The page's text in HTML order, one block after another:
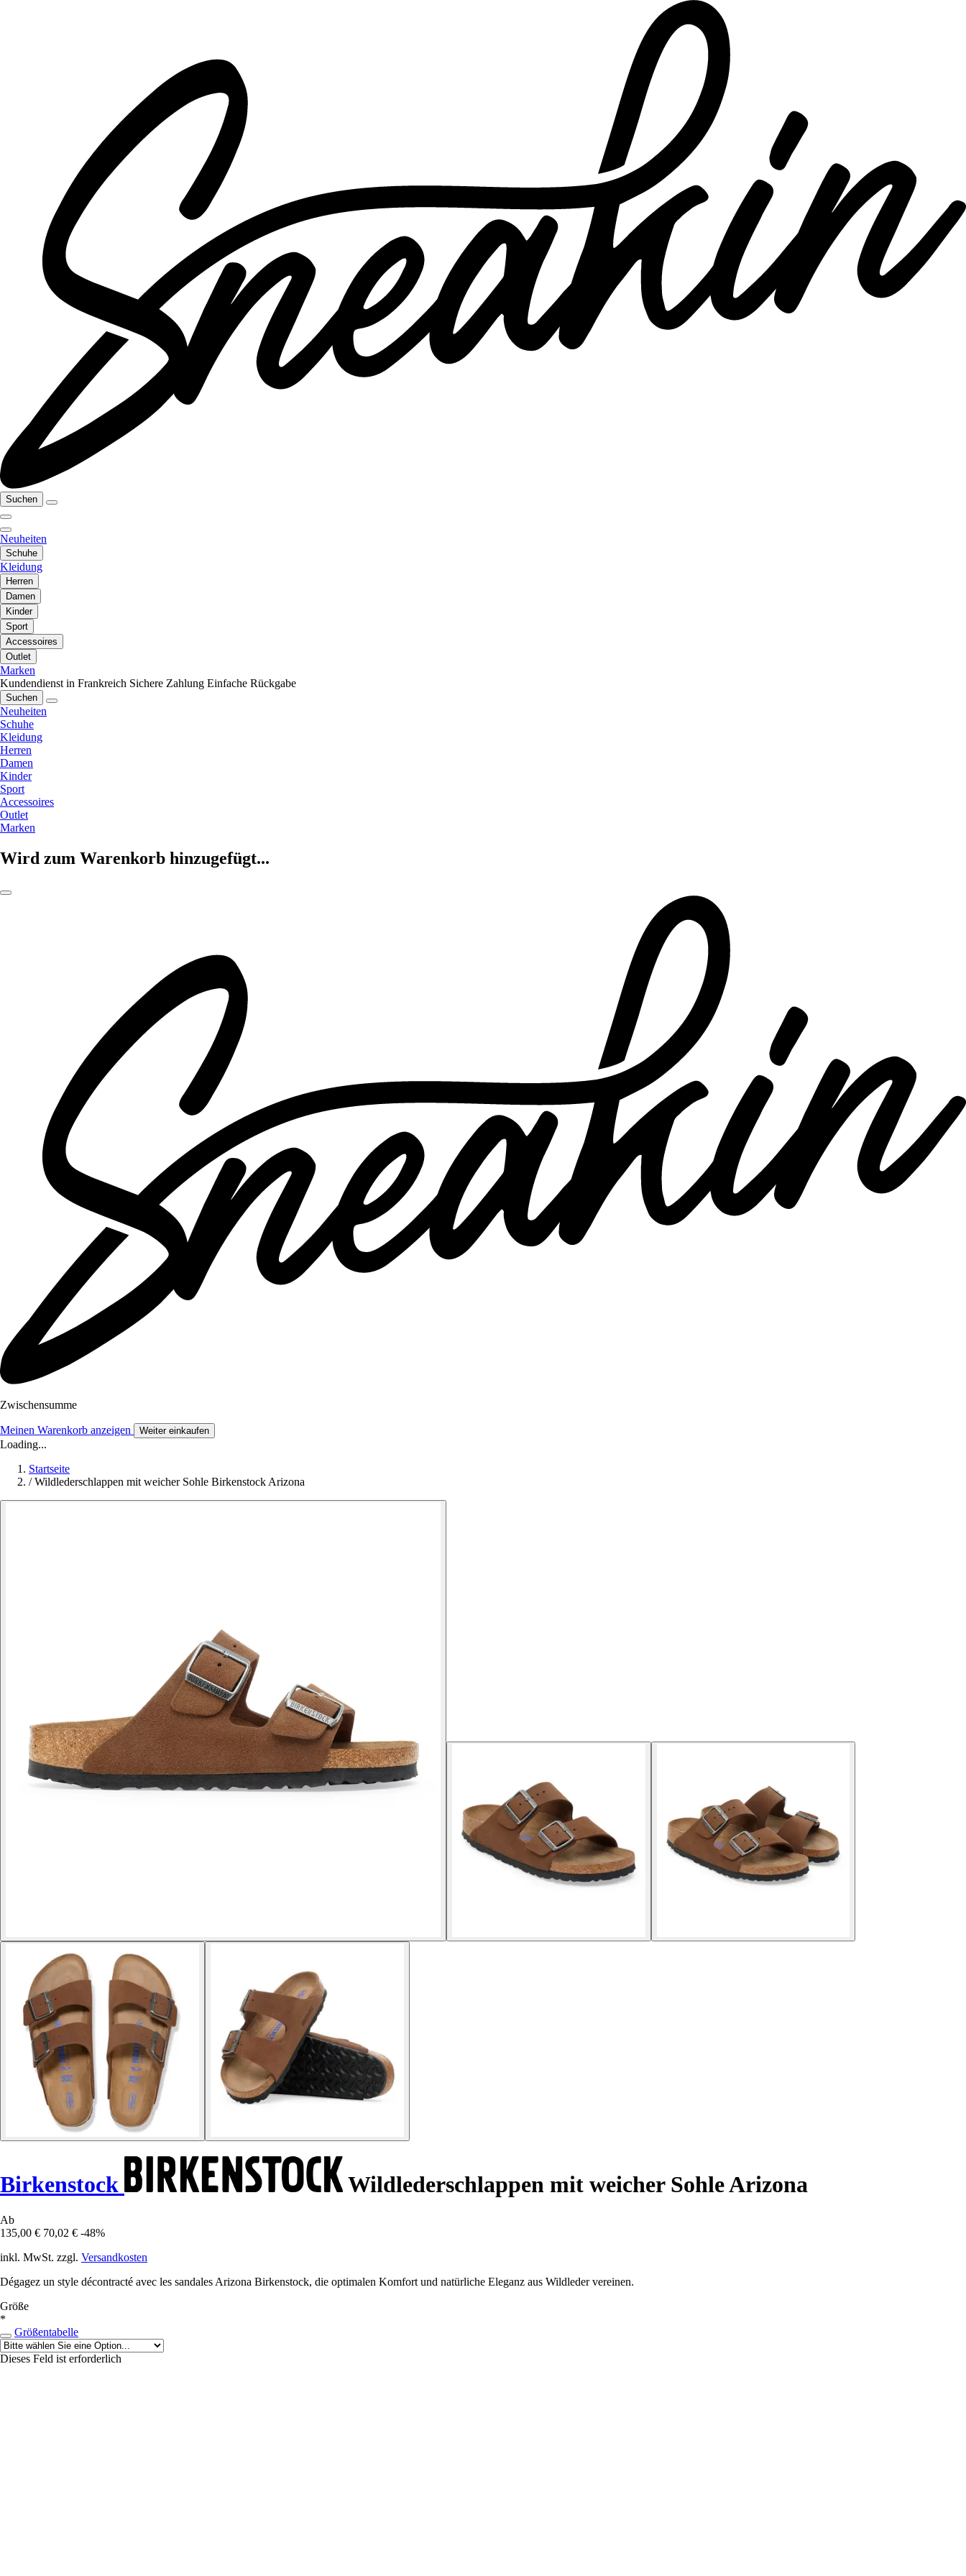
Suchen
Neuheiten
Schuhe
Kleidung
Herren
Damen
Kinder
Sport
Accessoires
Outlet
Marken
Kundendienst in Frankreich Sichere Zahlung Einfache Rückgabe
Suchen
Neuheiten
Schuhe
Kleidung
Herren
Damen
Kinder
Sport
Accessoires
Outlet
Marken
Wird zum Warenkorb hinzugefügt...
Zwischensumme
Meinen Warenkorb anzeigen Weiter einkaufen
Loading...
Startseite
/ Wildlederschlappen mit weicher Sohle Birkenstock Arizona
Birkenstock Wildlederschlappen mit weicher Sohle Arizona
Ab
135,00 € 70,02 € -48%
inkl. MwSt. zzgl. Versandkosten
Dégagez un style décontracté avec les sandales Arizona Birkenstock, die optimalen Komfort und natürliche Eleganz aus Wildleder vereinen.
Größe
*
Größentabelle
Dieses Feld ist erforderlich